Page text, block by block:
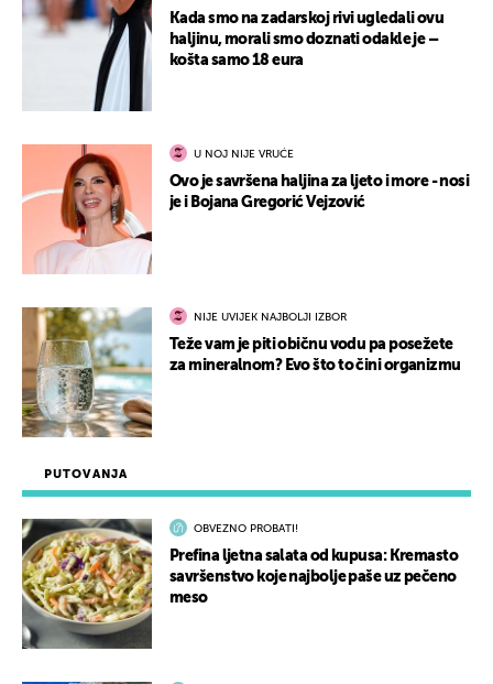
PUTOVANJA
OBVEZNO PROBATI!
Prefina ljetna salata od kupusa: Kremasto
savršenstvo koje najbolje paše uz pečeno
meso
Kada smo na zadarskoj rivi ugledali ovu
haljinu, morali smo doznati odakle je –
košta samo 18 eura
U NOJ NIJE VRUĆE
Ovo je savršena haljina za ljeto i more - nosi
je i Bojana Gregorić Vejzović
NIJE UVIJEK NAJBOLJI IZBOR
Teže vam je piti običnu vodu pa posežete
za mineralnom? Evo što to čini organizmu